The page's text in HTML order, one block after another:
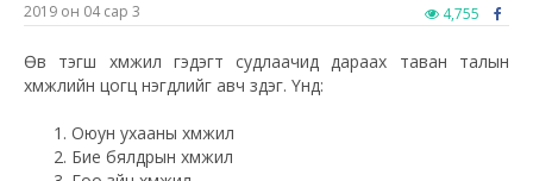
2019 он 04 сар 3 4,755
Өв тэгш хүмүүжил гэдэгт судлаачид дараах таван талын
хүмүүжлийн цогц нэгдлийг авч үздэг. Үүнд:
Оюун ухааны хүмүүжил
Бие бялдрын хүмүүжил